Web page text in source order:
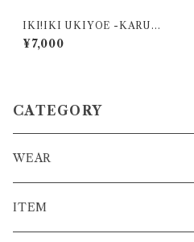
IKI!IKI UKIYOE -KARUT
A寿司職人-
¥7,000
CATEGORY
WEAR
T-SHIRT
ITEM